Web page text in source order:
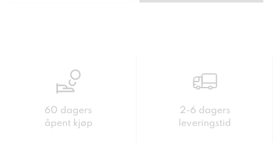
60 dagers
åpent kjøp
2-6 dagers
leveringstid